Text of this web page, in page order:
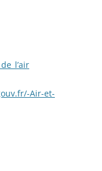
Air-et-